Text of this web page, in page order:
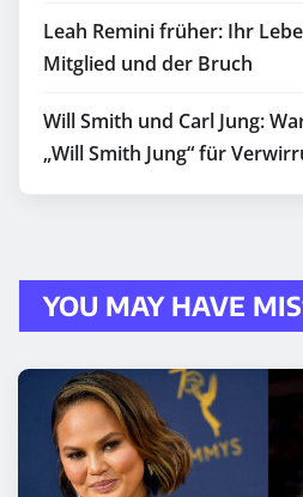
Leah Remini früher: Ihr
Mitglied und der Bruch
Will Smith und Carl Jung:
„Will Smith Jung“ für
YOU MAY HAVE